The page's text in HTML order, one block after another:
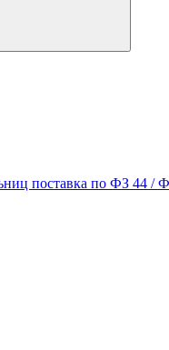
поставка по ФЗ 44 /